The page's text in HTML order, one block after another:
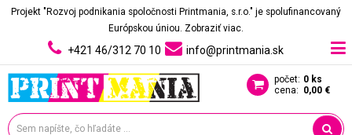
Projekt "Rozvoj podnikania spoločnosti Printmania, s.r.o." je spolufinancovaný
Európskou úniou. Zobraziť viac.
+421 46/312 70 10 info@printmania.sk
počet: 0 ks
cena: 0,00 €